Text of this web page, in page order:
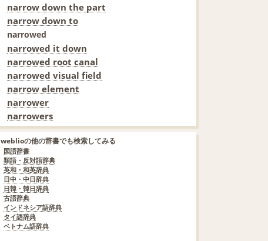
narrow down the part
narrow down to
narrowed
narrowed it down
narrowed root canal
narrowed visual field
narrow element
narrower
narrowers
weblioの他の辞書でも検索してみる
国語辞書
類語・反対語辞典
英和・和英辞典
日中・中日辞典
日韓・韓日辞典
古語辞典
インドネシア語辞典
タイ語辞典
ベトナム語辞典